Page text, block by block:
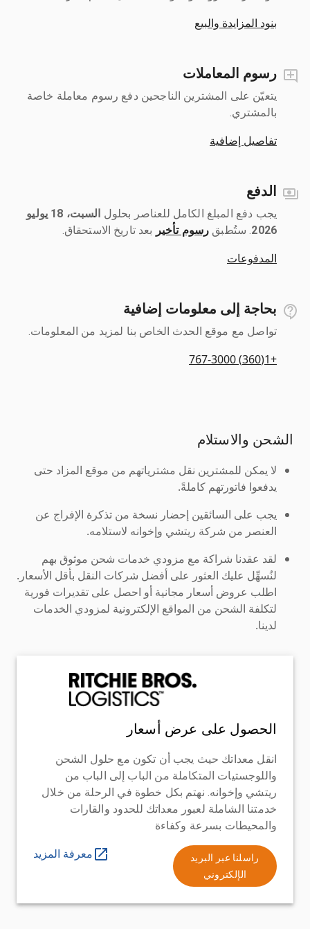
بنود المزايدة والبيع
رسوم المعاملات
يتعيّن على المشترين الناجحين دفع رسوم معاملة خاصة
بالمشتري.
تفاصيل إضافية
الدفع
يجب دفع المبلغ الكامل للعناصر بحلول ‎
السبت، 18 يوليو
2026
رسوم تأخير بعد تاريخ الاستحقاق.
المدفوعات
بحاجة إلى معلومات إضافية
تواصل مع موقع الحدث الخاص بنا لمزيد من المعلومات.
+1(360) 767-3000
الشحن والاستلام
لا يمكن للمشترين نقل مشترياتهم من موقع المزاد حتى
يدفعوا فاتورتهم كاملةً.
يجب على السائقين إحضار نسخة من تذكرة الإفراج عن
العنصر من شركة ريتشي وإخوانه لاستلامه.
لقد عقدنا شراكة مع مزودي خدمات شحن موثوق بهم
لنُسهِّل عليك العثور على أفضل شركات النقل بأقل الأسعار.
اطلب عروض أسعار مجانية أو احصل على تقديرات فورية
لتكلفة الشحن من المواقع الإلكترونية لمزودي الخدمات
لدينا.
الحصول على عرض أسعار
انقل معداتك حيث يجب أن تكون مع حلول الشحن
واللوجستيات المتكاملة من الباب إلى الباب من
ريتشي وإخوانه. نهتم بكل خطوة في الرحلة من خلال
خدمتنا الشاملة لعبور معداتك للحدود والقارات
والمحيطات بسرعة وكفاءة
راسلنا عبر البريد
الإلكتروني
معرفة المزيد